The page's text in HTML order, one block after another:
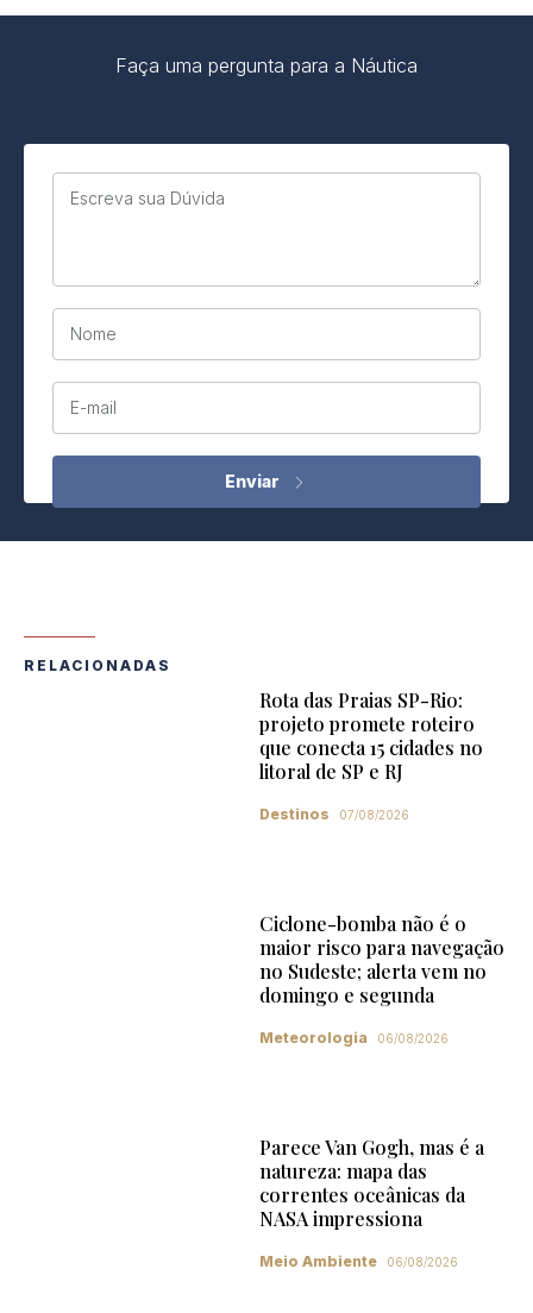
Faça uma pergunta para a Náutica
Escreva sua Dúvida
Nome
E-mail
RELACIONADAS
Rota das Praias SP-Rio:
projeto promete roteiro
que conecta 15 cidades no
litoral de SP e RJ
Destinos 07/08/2026
Ciclone-bomba não é o
maior risco para navegação
no Sudeste; alerta vem no
domingo e segunda
Meteorologia 06/08/2026
Parece Van Gogh, mas é a
natureza: mapa das
correntes oceânicas da
NASA impressiona
Meio Ambiente 06/08/2026